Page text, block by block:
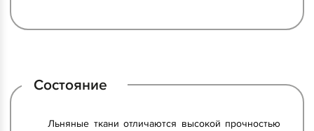
Состояние
Льняные ткани отличаются высокой прочностью